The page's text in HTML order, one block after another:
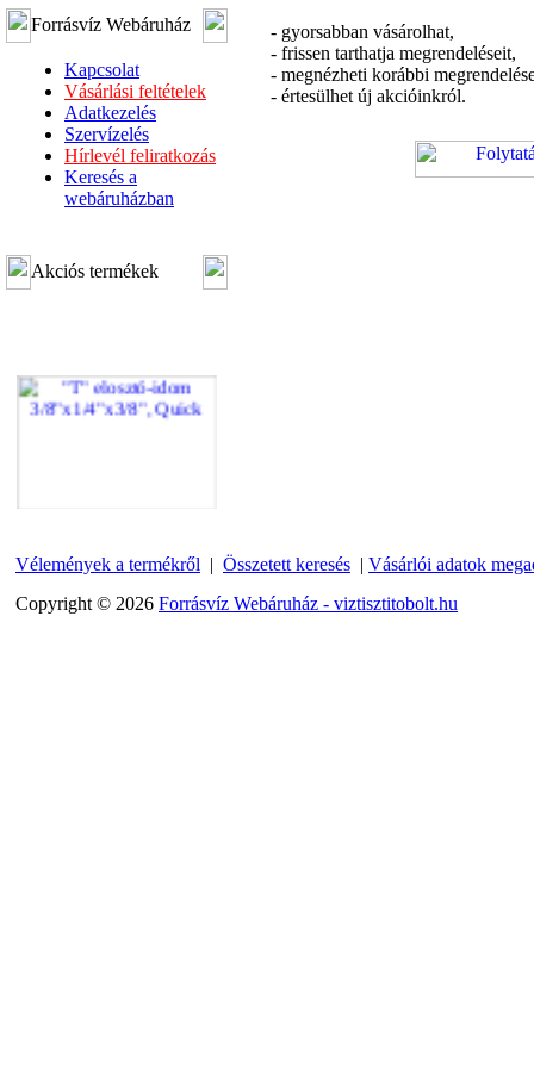
Forrásvíz Webáruház
Kapcsolat
Vásárlási feltételek
Adatkezelés
Szervízelés
Hírlevél feliratkozás
Keresés a
webáruházban
Akciós termékek
3/8"x1/4"x3/8", Quick
360,-Ft
- gyorsabban vásárolhat,
- frissen tarthatja megrendeléseit,
- megnézheti korábbi
- értesülhet új akcióinkról.
Vélemények a termékről | Összetett keresés | Vásárlói adatok
Copyright © 2026 Forrásvíz Webáruház - viztisztitobolt.hu